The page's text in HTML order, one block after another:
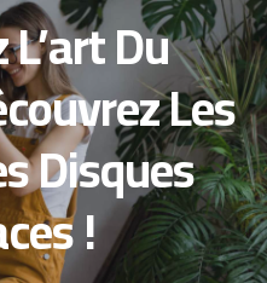
Du
Les
Disques
!